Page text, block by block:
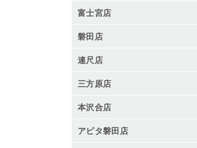
富士宮店
磐田店
連尺店
三方原店
本沢合店
アピタ磐田店